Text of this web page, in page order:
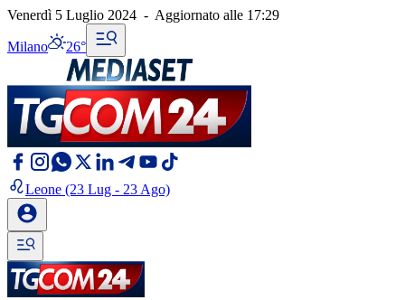
Venerdì 5 Luglio 2024 - Aggiornato alle 17:29
Milano 26°
Leone (23 Lug - 23 Ago)